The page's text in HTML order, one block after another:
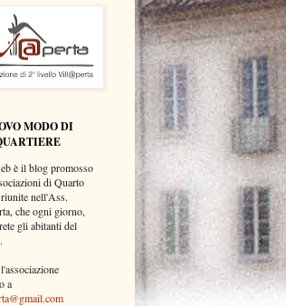
MODO DI
è il blog promosso
di Quarto
nell'Ass.
che ogni giorno,
gli abitanti del
a